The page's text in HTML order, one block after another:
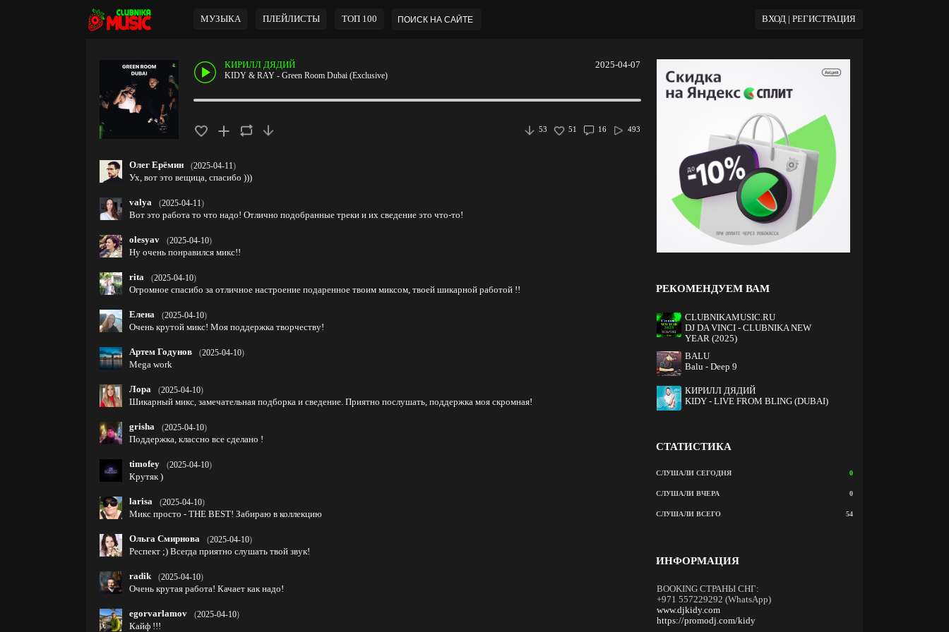
МУЗЫКА ПЛЕЙЛИСТЫ ТОП 100 ВХОД | РЕГИСТРАЦИЯ
2025-04-07
КИРИЛЛ ДЯДИЙ
KIDY & RAY - Green Room Dubai (Exclusive)
493
16
51
53
Олег Ерёмин (2025-04-11)
Ух, вот это вещица, спасибо )))
valya (2025-04-11)
Вот это работа то что надо! Отлично подобранные треки и их сведение это что-то!
olesyav (2025-04-10)
Ну очень понравился микс!!
rita (2025-04-10)
Огромное спасибо за отличное настроение подаренное твоим миксом, твоей шикарной работой !!
Елена (2025-04-10)
Очень крутой микс! Моя поддержка творчеству!
Артем Годунов (2025-04-10)
Mega work
Лора (2025-04-10)
Шикарный микс, замечательная подборка и сведение. Приятно послушать, поддержка моя скромная!
grisha (2025-04-10)
Поддержка, классно все сделано !
timofey (2025-04-10)
Крутяк )
larisa (2025-04-10)
Микс просто - THE BEST! Забираю в коллекцию
Ольга Смирнова (2025-04-10)
Респект ;) Всегда приятно слушать твой звук!
radik (2025-04-10)
Очень крутая работа! Качает как надо!
egorvarlamov (2025-04-10)
Кайф !!!
РЕКОМЕНДУЕМ ВАМ
CLUBNIKAMUSIC.RU
DJ DA VINCI - CLUBNIKA NEW
YEAR (2025)
BALU
Balu - Deep 9
КИРИЛЛ ДЯДИЙ
KIDY - LIVE FROM BLING (DUBAI)
СТАТИСТИКА
СЛУШАЛИ СЕГОДНЯ 0
СЛУШАЛИ ВЧЕРА 0
СЛУШАЛИ ВСЕГО 54
ИНФОРМАЦИЯ
BOOKING СТРАНЫ СНГ:
+971 557229292 (WhatsApp)
www.djkidy.com
https://promodj.com/kidy